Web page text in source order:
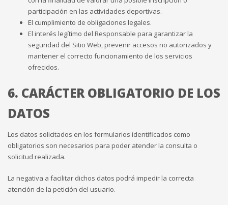
participación en las actividades deportivas.
El cumplimiento de obligaciones legales.
El interés legítimo del Responsable para garantizar la
seguridad del Sitio Web, prevenir accesos no autorizados y
mantener el correcto funcionamiento de los servicios
ofrecidos.
6. CARÁCTER OBLIGATORIO DE LOS
DATOS
Los datos solicitados en los formularios identificados como
obligatorios son necesarios para poder atender la consulta o
solicitud realizada.
La negativa a facilitar dichos datos podrá impedir la correcta
atención de la petición del usuario.